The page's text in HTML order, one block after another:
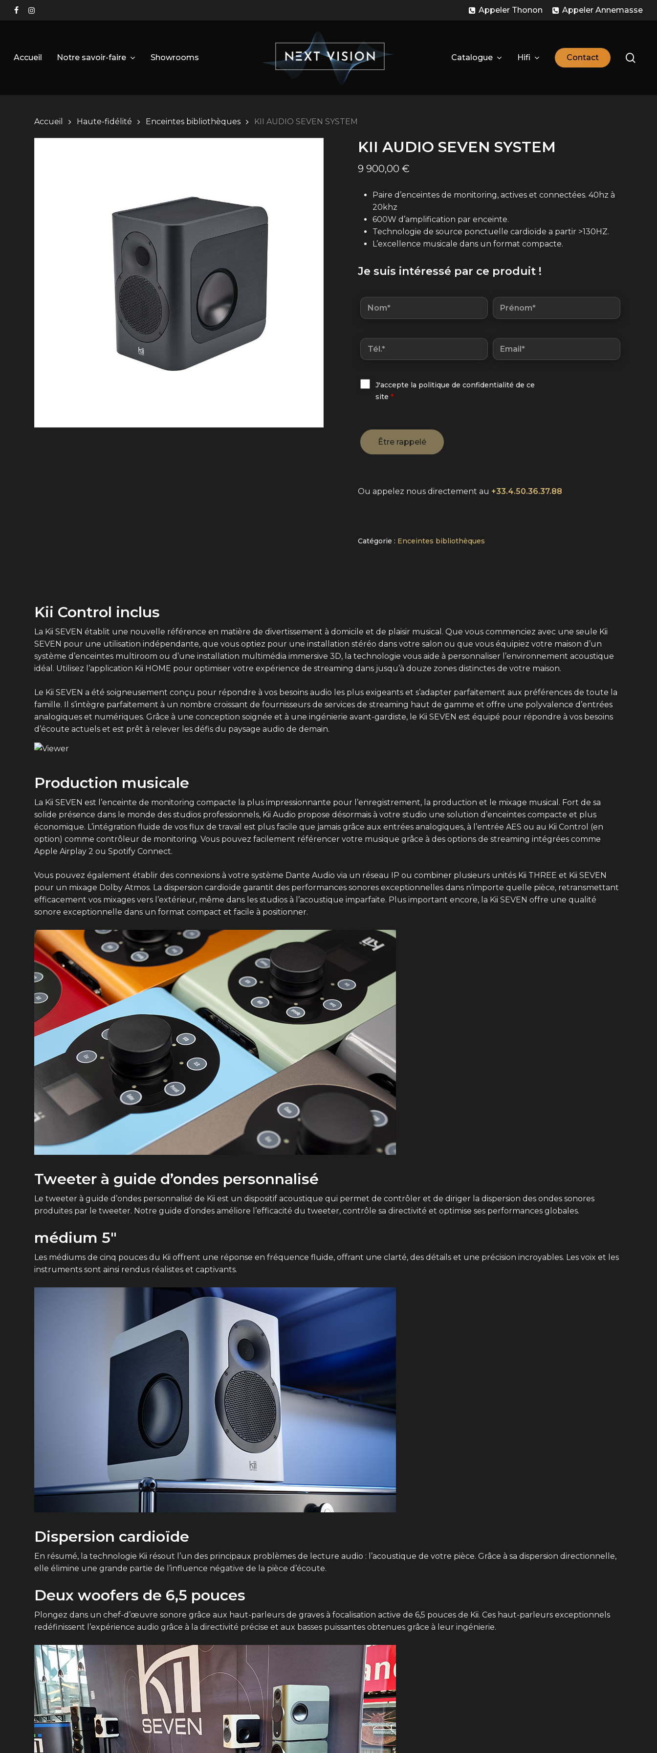
Skip
facebook
instagram
Appeler Thonon Appeler Annemasse
Accueil Notre savoir-faire Showrooms Catalogue Hifi Contact
Accueil Haute-fidélité Enceintes bibliothèques KII AUDIO SEVEN SYSTEM
KII AUDIO SEVEN SYSTEM
9 900,00€
Paire d’enceintes de monitoring, actives et connectées. 40hz à
20khz
600W d’amplification par enceinte.
Technologie de source ponctuelle cardioïde a partir >130HZ.
L’excellence musicale dans un format compacte.
Je suis intéressé par ce produit !
J'accepte la politique de confidentialité de ce
site *
Ou appelez nous directement au +33.4.50.36.37.88
Catégorie : Enceintes bibliothèques
Kii Control inclus
La Kii SEVEN établit une nouvelle référence en matière de divertissement à domicile et de plaisir musical. Que vous commenciez avec une seule Kii
SEVEN pour une utilisation indépendante, que vous optiez pour une installation stéréo dans votre salon ou que vous équipiez votre maison d’un
système d’enceintes multiroom ou d’une installation multimédia immersive 3D, la technologie vous aide à personnaliser l’environnement acoustique
idéal. Utilisez l’application Kii HOME pour optimiser votre expérience de streaming dans jusqu’à douze zones distinctes de votre maison.
Le Kii SEVEN a été soigneusement conçu pour répondre à vos besoins audio les plus exigeants et s’adapter parfaitement aux préférences de toute la
famille. Il s’intègre parfaitement à un nombre croissant de fournisseurs de services de streaming haut de gamme et offre une polyvalence d’entrées
analogiques et numériques. Grâce à une conception soignée et à une ingénierie avant-gardiste, le Kii SEVEN est équipé pour répondre à vos besoins
d’écoute actuels et est prêt à relever les défis du paysage audio de demain.
Production musicale
La Kii SEVEN est l’enceinte de monitoring compacte la plus impressionnante pour l’enregistrement, la production et le mixage musical. Fort de sa
solide présence dans le monde des studios professionnels, Kii Audio propose désormais à votre studio une solution d’enceintes compacte et plus
économique. L’intégration fluide de vos flux de travail est plus facile que jamais grâce aux entrées analogiques, à l’entrée AES ou au Kii Control (en
option) comme contrôleur de monitoring. Vous pouvez facilement référencer votre musique grâce à des options de streaming intégrées comme
Apple Airplay 2 ou Spotify Connect.
Vous pouvez également établir des connexions à votre système Dante Audio via un réseau IP ou combiner plusieurs unités Kii THREE et Kii SEVEN
pour un mixage Dolby Atmos. La dispersion cardioïde garantit des performances sonores exceptionnelles dans n’importe quelle pièce, retransmettant
efficacement vos mixages vers l’extérieur, même dans les studios à l’acoustique imparfaite. Plus important encore, la Kii SEVEN offre une qualité
sonore exceptionnelle dans un format compact et facile à positionner.
Tweeter à guide d’ondes personnalisé
Le tweeter à guide d’ondes personnalisé de Kii est un dispositif acoustique qui permet de contrôler et de diriger la dispersion des ondes sonores
produites par le tweeter. Notre guide d’ondes améliore l’efficacité du tweeter, contrôle sa directivité et optimise ses performances globales.
médium 5″
Les médiums de cinq pouces du Kii offrent une réponse en fréquence fluide, offrant une clarté, des détails et une précision incroyables. Les voix et les
instruments sont ainsi rendus réalistes et captivants.
Dispersion cardioïde
En résumé, la technologie Kii résout l’un des principaux problèmes de lecture audio : l’acoustique de votre pièce. Grâce à sa dispersion directionnelle,
elle élimine une grande partie de l’influence négative de la pièce d’écoute.
Deux woofers de 6,5 pouces
Plongez dans un chef-d’œuvre sonore grâce aux haut-parleurs de graves à focalisation active de 6,5 pouces de Kii. Ces haut-parleurs exceptionnels
redéfinissent l’expérience audio grâce à la directivité précise et aux basses puissantes obtenues grâce à leur ingénierie.